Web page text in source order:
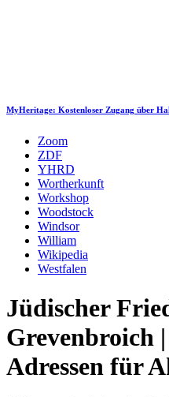
MyHeritage: Kostenloser Zugang über
Zoom
ZDF
YHRD
Wortherkunft
Workshop
Woodstock
Windsor
William
Wikipedia
Westfalen
Jüdischer
Grevenbroich
Adressen für